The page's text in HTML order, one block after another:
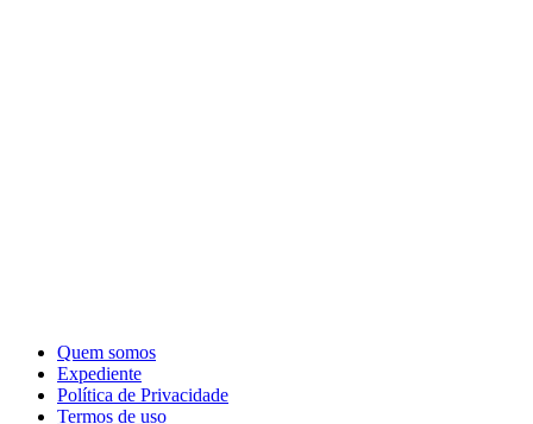
Quem somos
Expediente
Política de Privacidade
Termos de uso